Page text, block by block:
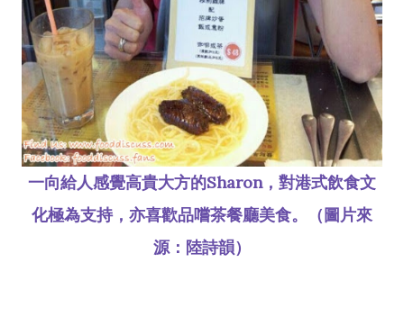
一向給人感覺高貴大方的Sharon，對港式飲食文
化極為支持，亦喜歡品嚐茶餐廳美食。（圖片來
源：陸詩韻）